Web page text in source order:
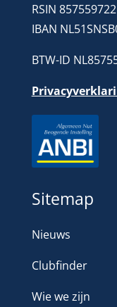
RSIN 857559722
IBAN
BTW-ID
Sitemap
Nieuws
Clubfinder
Wie we zijn